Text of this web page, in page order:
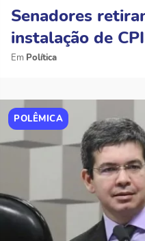
Senadores
instalação de
Política
POLÊMICA